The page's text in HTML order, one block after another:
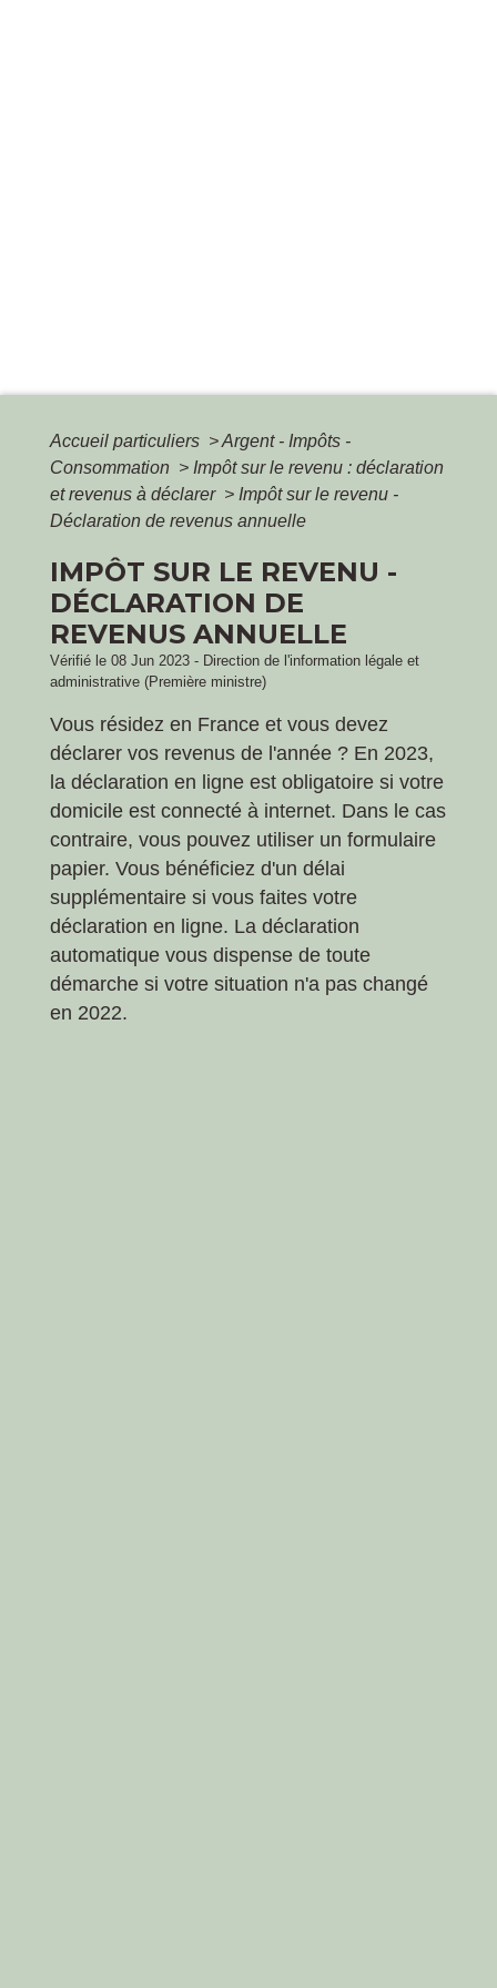
Accueil particuliers >Argent - Impôts -
Consommation > Impôt sur le revenu : déclaration
et revenus à déclarer > Impôt sur le revenu -
Déclaration de revenus annuelle
IMPÔT SUR LE REVENU -
DÉCLARATION DE
REVENUS ANNUELLE
Vérifié le 08 Jun 2023 - Direction de l'information légale et
administrative (Première ministre)
Vous résidez en France et vous devez
déclarer vos revenus de l'année ? En 2023,
la déclaration en ligne est obligatoire si votre
domicile est connecté à internet. Dans le cas
contraire, vous pouvez utiliser un formulaire
papier. Vous bénéficiez d'un délai
supplémentaire si vous faites votre
déclaration en ligne. La déclaration
automatique vous dispense de toute
démarche si votre situation n'a pas changé
en 2022.